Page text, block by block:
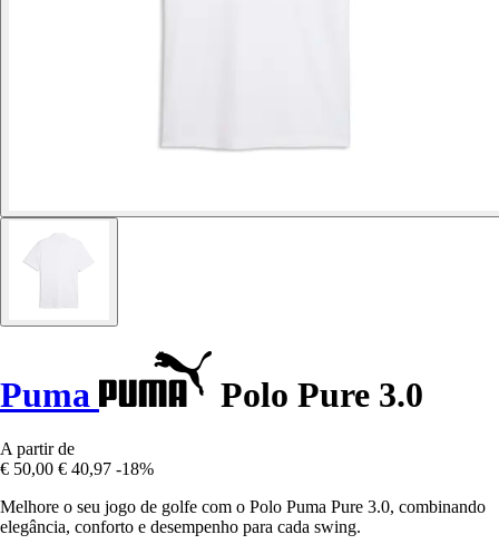
Puma Polo Pure 3.0
A partir de
€ 50,00 € 40,97 -18%
Melhore o seu jogo de golfe com o Polo Puma Pure 3.0, combinando
elegância, conforto e desempenho para cada swing.